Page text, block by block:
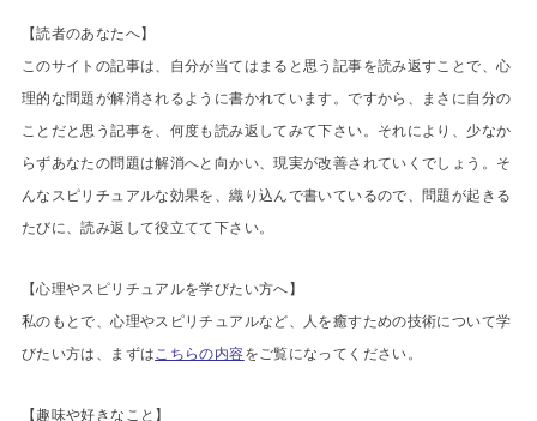
【読者のあなたへ】
このサイトの記事は、自分が当てはまると思う記事を読み返すことで、心
理的な問題が解消されるように書かれています。ですから、まさに自分の
ことだと思う記事を、何度も読み返してみて下さい。それにより、少なか
らずあなたの問題は解消へと向かい、現実が改善されていくでしょう。そ
んなスピリチュアルな効果を、織り込んで書いているので、問題が起きる
たびに、読み返して役立てて下さい。
【心理やスピリチュアルを学びたい方へ】
私のもとで、心理やスピリチュアルなど、人を癒すための技術について学
びたい方は、まずは こちらの内容をご覧になってください。
【趣味や好きなこと】